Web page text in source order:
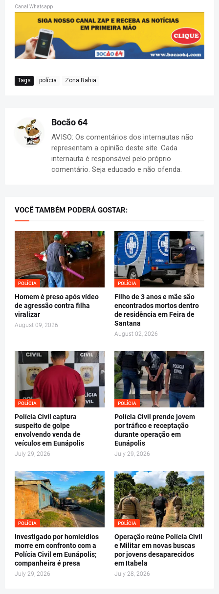
Canal Whatsapp
Tags polícia Zona Bahia
Bocão 64
AVISO: Os comentários dos internautas não
representam a opinião deste site. Cada
internauta é responsável pelo próprio
comentário. Seja educado e não ofenda.
VOCÊ TAMBÉM PODERÁ GOSTAR:
POLÍCIA
Homem é preso após vídeo
de agressão contra filha
viralizar
August 09, 2026
POLÍCIA
Filho de 3 anos e mãe são
encontrados mortos dentro
de residência em Feira de
Santana
August 02, 2026
POLÍCIA
Polícia Civil captura
suspeito de golpe
envolvendo venda de
veículos em Eunápolis
July 29, 2026
POLÍCIA
Polícia Civil prende jovem
por tráfico e receptação
durante operação em
Eunápolis
July 29, 2026
POLÍCIA
Investigado por homicídios
morre em confronto com a
Polícia Civil em Eunápolis;
companheira é presa
July 29, 2026
POLÍCIA
Operação reúne Polícia Civil
e Militar em novas buscas
por jovens desaparecidos
em Itabela
July 28, 2026